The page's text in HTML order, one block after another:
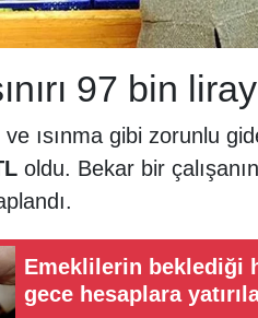
97 bin
ısınma gibi zorunlu
oldu. Bekar bir
Emeklilerin beklediği
gece hesaplara